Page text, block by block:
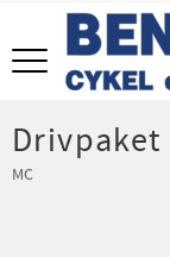
Meny
Drivpaket
MC